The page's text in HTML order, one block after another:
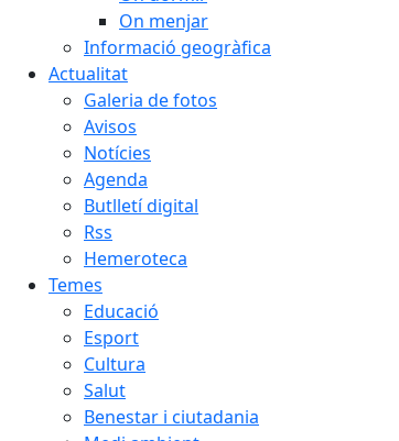
On menjar
Informació geogràfica
Actualitat
Galeria de fotos
Avisos
Notícies
Agenda
Butlletí digital
Rss
Hemeroteca
Temes
Educació
Esport
Cultura
Salut
Benestar i ciutadania